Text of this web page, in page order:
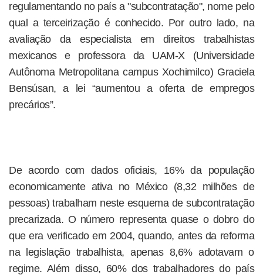
regulamentando no país a "subcontratação", nome pelo
qual a terceirização é conhecido. Por outro lado, na
avaliação da especialista em direitos trabalhistas
mexicanos e professora da UAM-X (Universidade
Autônoma Metropolitana campus Xochimilco) Graciela
Bensúsan, a lei “aumentou a oferta de empregos
precários”.
De acordo com dados oficiais, 16% da população
economicamente ativa no México (8,32 milhões de
pessoas) trabalham neste esquema de subcontratação
precarizada. O número representa quase o dobro do
que era verificado em 2004, quando, antes da reforma
na legislação trabalhista, apenas 8,6% adotavam o
regime. Além disso, 60% dos trabalhadores do país